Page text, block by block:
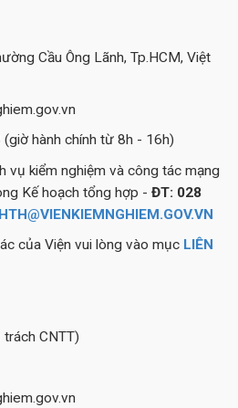
Cầu Ông Lãnh, Tp.HCM, Việt
hành chính từ 8h - 16h)
vụ kiểm nghiệm và công tác mạng
Kế hoạch tổng hợp - ĐT: 028
của Viện vui lòng vào mục LIÊN
CNTT)